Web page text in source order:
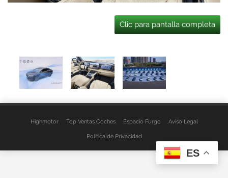
Clic para pantalla completa
Highmotor Top Ventas Coches Espacio Furgo Aviso Legal
Política de Privacidad
ES